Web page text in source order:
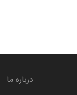
درباره ما